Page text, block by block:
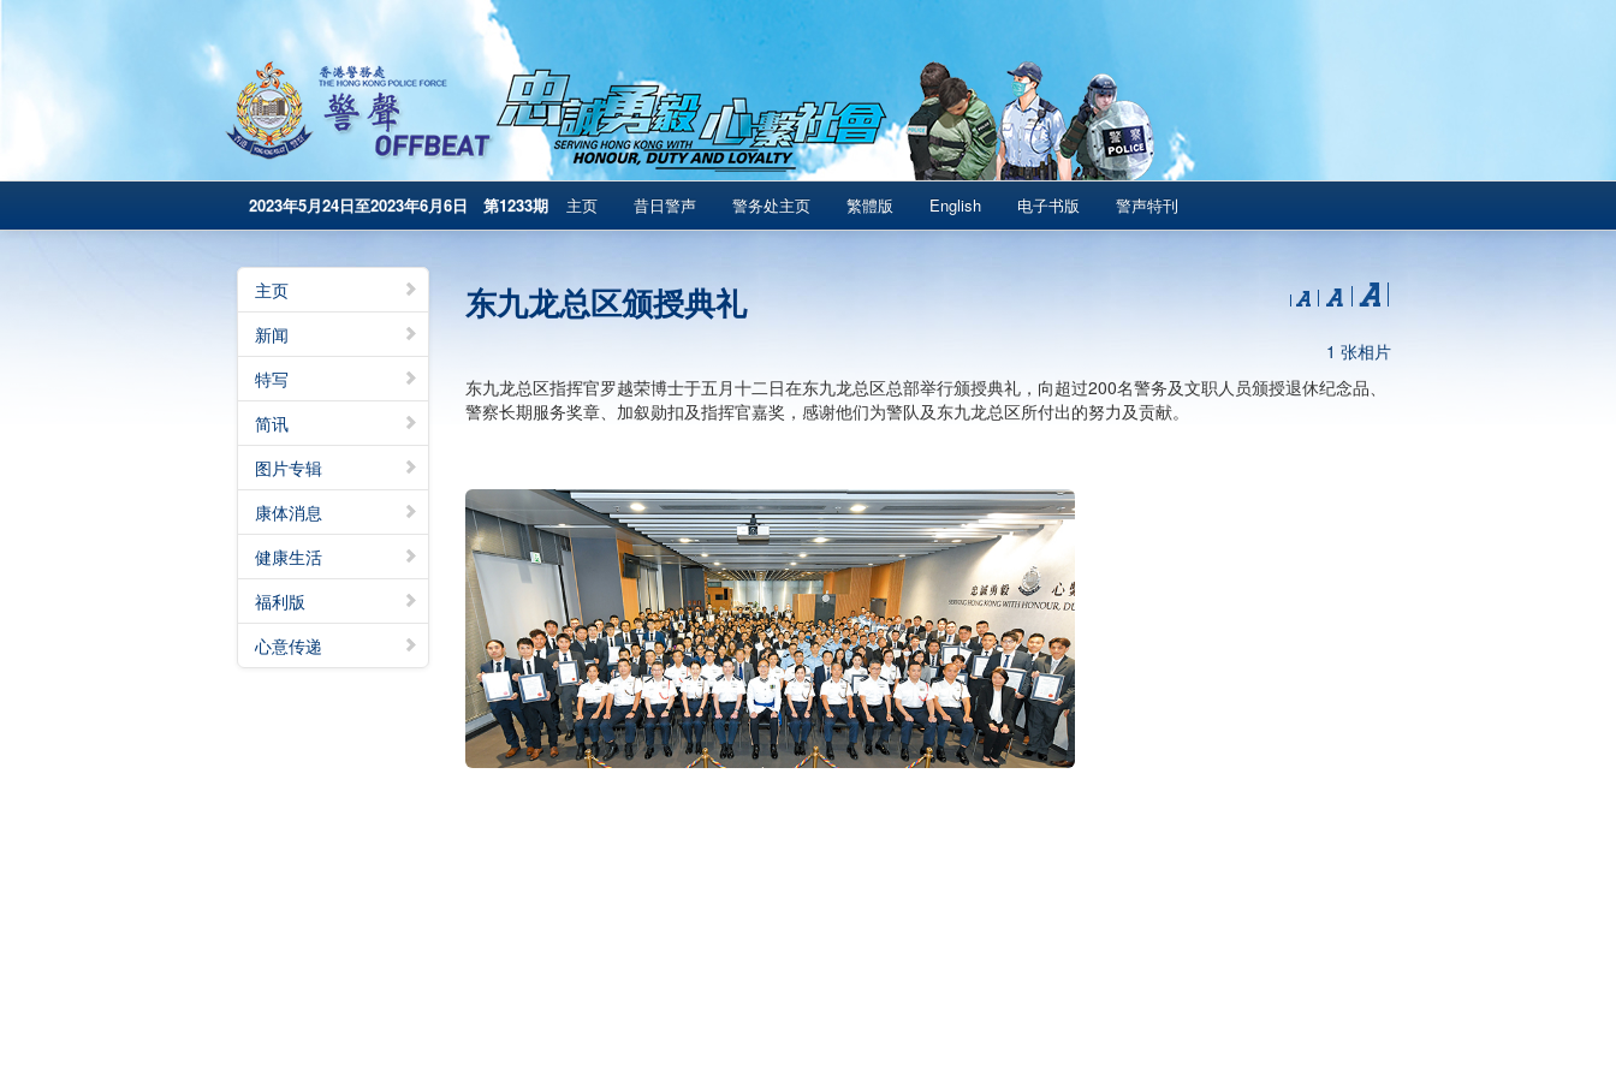
2023年5月24日至2023年6月6日 第1233期 主页 昔日警声 警务处主页 繁體版 English 电子书版 警声特刊
主页
新闻
特写
简讯
图片专辑
康体消息
健康生活
福利版
心意传递
东九龙总区颁授典礼
1 张相片
东九龙总区指挥官罗越荣博士于五月十二日在东九龙总区总部举行颁授典礼，向超过200名警务及文职人员颁授退休纪念品、
警察长期服务奖章、加叙勋扣及指挥官嘉奖，感谢他们为警队及东九龙总区所付出的努力及贡献。